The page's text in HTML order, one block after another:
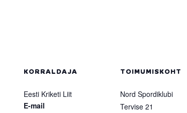
KORRALDAJA
Eesti Kriketi Liit
E-mail
TOIMUMISKOHT
Nord Spordiklubi
Tervise 21